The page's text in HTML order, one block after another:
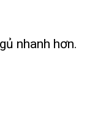
nhanh hơn.